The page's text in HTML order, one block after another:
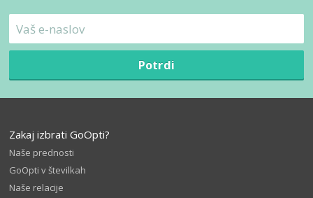
Potrdi
Zakaj izbrati GoOpti?
Naše prednosti
GoOpti v številkah
Naše relacije